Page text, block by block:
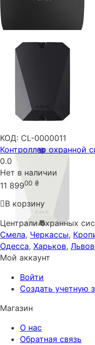
КОД: CL-0000011
Контроллер охранной
0.0
Нет в наличии
11 89900 ₴
В корзину
Централи охранных
Смела, Черкассы,
Одесса, Харьков, Львов
Мой аккаунт
Войти
Создать учетную
Магазин
О нас
Обратная связь